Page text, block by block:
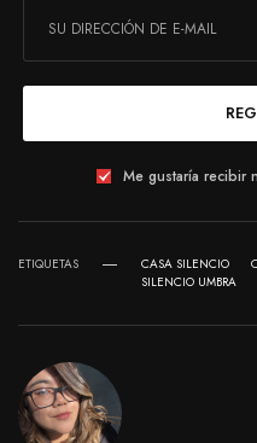
Me gustaría recibir
ETIQUETAS CASA SILENCIO
SILENCIO UMBRA